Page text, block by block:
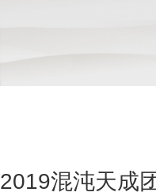
2019混沌天成